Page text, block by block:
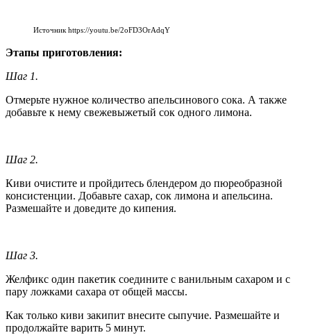
Источник https://youtu.be/2oFD3OrAdqY
Этапы приготовления:
Шаг 1.
Отмерьте нужное количество апельсинового сока. А также
добавьте к нему свежевыжетый сок одного лимона.
Шаг 2.
Киви очистите и пройдитесь блендером до пюреобразной
консистенции. Добавьте сахар, сок лимона и апельсина.
Размешайте и доведите до кипения.
Шаг 3.
Желфикс один пакетик соедините с ванильным сахаром и с
пару ложками сахара от общей массы.
Как только киви закипит внесите сыпучие. Размешайте и
продолжайте варить 5 минут.